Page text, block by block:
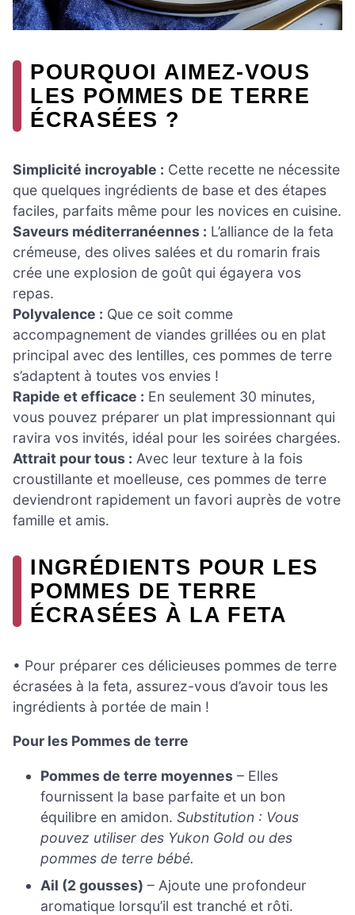
POURQUOI AIMEZ-VOUS
LES POMMES DE TERRE
ÉCRASÉES ?
Simplicité incroyable : Cette recette ne nécessite
que quelques ingrédients de base et des étapes
faciles, parfaits même pour les novices en cuisine.
Saveurs méditerranéennes : L’alliance de la feta
crémeuse, des olives salées et du romarin frais
crée une explosion de goût qui égayera vos
repas.
Polyvalence : Que ce soit comme
accompagnement de viandes grillées ou en plat
principal avec des lentilles, ces pommes de terre
s’adaptent à toutes vos envies !
Rapide et efficace : En seulement 30 minutes,
vous pouvez préparer un plat impressionnant qui
ravira vos invités, idéal pour les soirées chargées.
Attrait pour tous : Avec leur texture à la fois
croustillante et moelleuse, ces pommes de terre
deviendront rapidement un favori auprès de votre
famille et amis.
INGRÉDIENTS POUR LES
POMMES DE TERRE
ÉCRASÉES À LA FETA
• Pour préparer ces délicieuses pommes de terre
écrasées à la feta, assurez-vous d’avoir tous les
ingrédients à portée de main !
Pour les Pommes de terre
Pommes de terre moyennes – Elles
fournissent la base parfaite et un bon
équilibre en amidon.Substitution : Vous
pouvez utiliser des Yukon Gold ou des
pommes de terre bébé.
Ail (2 gousses) – Ajoute une profondeur
aromatique lorsqu’il est tranché et rôti.